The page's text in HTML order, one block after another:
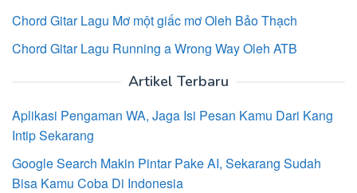
Chord Gitar Lagu Mơ một giấc mơ Oleh Bảo Thạch
Chord Gitar Lagu Running a Wrong Way Oleh ATB
Artikel Terbaru
Aplikasi Pengaman WA, Jaga Isi Pesan Kamu Dari Kang
Intip Sekarang
Google Search Makin Pintar Pake AI, Sekarang Sudah
Bisa Kamu Coba Di Indonesia